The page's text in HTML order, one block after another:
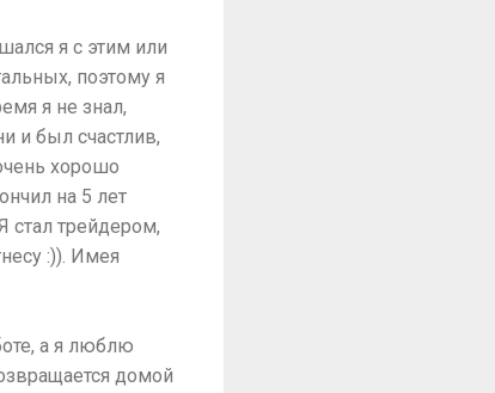
я с этим или
поэтому я
я не знал,
и был счастлив,
хорошо
на 5 лет
трейдером,
:)). Имея
а я люблю
домой